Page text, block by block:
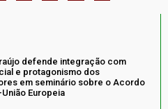
defende integração com
e protagonismo dos
em seminário sobre o Acordo
Europeia